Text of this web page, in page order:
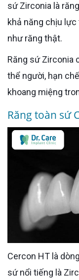
sứ Zirconia là
khả năng chịu
như răng thật.
Răng sứ Zirconia có khả năng thích ứng tốt với cơ
thể người, hạn
khoang miệng
Răng toàn sứ
Cercon HT là dòng răng sứ có sự kết hợp bởi hai loại
sứ nổi tiếng là